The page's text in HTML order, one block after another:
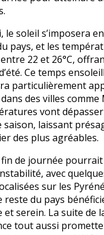
le soleil s’imposera
pays, et les
22 et 26°C,
Ce temps
particulièrement
des villes
vont
saison, laissant
des plus agréables.
fin de journée
avec
sur les
reste du pays
et serein. La suite de
tout aussi